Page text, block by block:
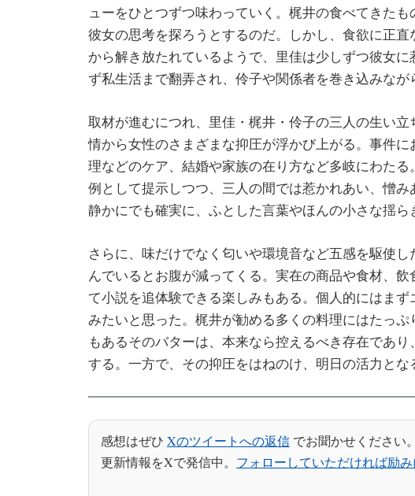
ューをひとつずつ味わっていく。梶井の食べてきた
彼女の思考を探ろうとするのだ。しかし、食欲に正
から解き放たれているようで、里佳は少しずつ彼女
ず私生活まで翻弄され、伶子や関係者を巻き込みなが
取材が進むにつれ、里佳・梶井・伶子の三人の生い
情から女性のさまざまな抑圧が浮かび上がる。事件
理などのケア、結婚や家族の在り方など多岐にわた
例として提示しつつ、三人の間では惹かれあい、憎
静かにでも確実に、ふとした言葉やほんの小さな揺ら
さらに、味だけでなく匂いや環境音など五感を駆使
んでいるとお腹が減ってくる。実在の商品や食材、
て小説を追体験できる楽しみもある。個人的にはま
みたいと思った。梶井が勧める多くの料理にはたっ
もあるそのバターは、本来なら控えるべき存在であ
する。一方で、その抑圧をはねのけ、明日の活力とな
感想はぜひ Xのツイートへの返信でお聞かせください。
更新情報をXで発信中。 フォローしていただければ励